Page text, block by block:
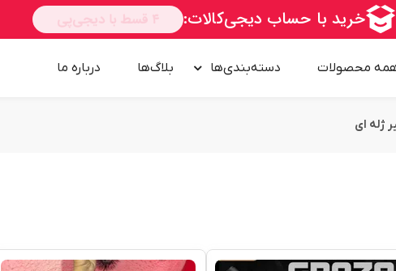
محصولات دسته‌بندی‌ها بلاگ‌ها درباره‌ ما
ژله ای